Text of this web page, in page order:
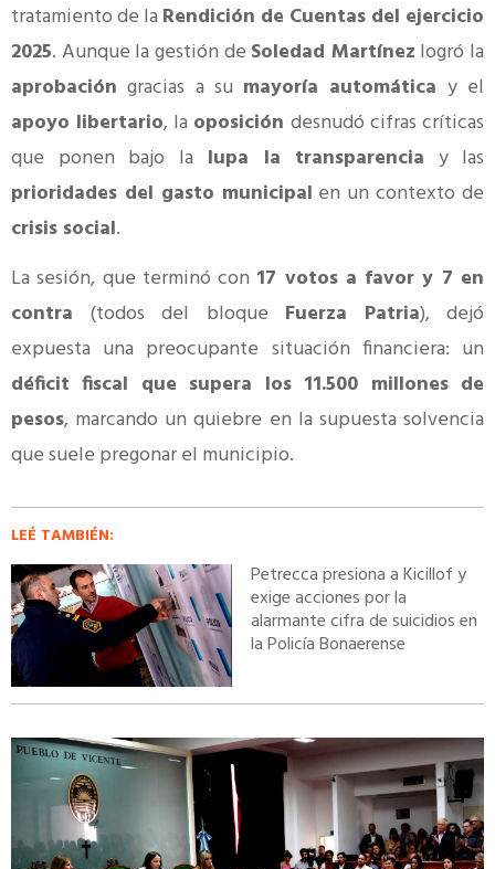
tratamiento de la Rendición de Cuentas del ejercicio
2025. Aunque la gestión de Soledad Martínez logró la
aprobación gracias a su mayoría automática y el
apoyo libertario, la oposición desnudó cifras críticas
que ponen bajo la lupa la transparencia y las
prioridades del gasto municipal en un contexto de
crisis social.
La sesión, que terminó con 17 votos a favor y 7 en
contra (todos del bloque Fuerza Patria), dejó
expuesta una preocupante situación financiera: un
déficit fiscal que supera los 11.500 millones de
pesos, marcando un quiebre en la supuesta solvencia
que suele pregonar el municipio.
LEÉ TAMBIÉN:
Petrecca presiona a Kicillof y
exige acciones por la
alarmante cifra de suicidios en
la Policía Bonaerense